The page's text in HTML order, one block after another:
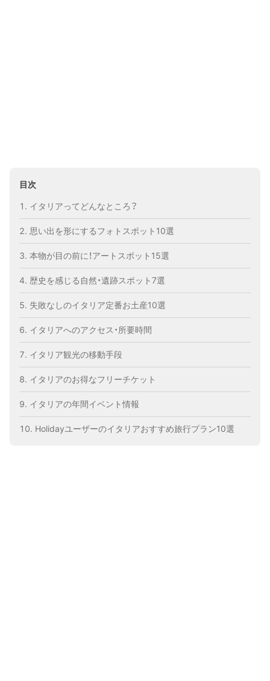
目次
イタリアってどんなところ？
思い出を形にするフォトスポット10選
本物が目の前に！アートスポット15選
歴史を感じる自然・遺跡スポット7選
失敗なしのイタリア定番お土産10選
イタリアへのアクセス・所要時間
イタリア観光の移動手段
イタリアのお得なフリーチケット
イタリアの年間イベント情報
Holidayユーザーのイタリアおすすめ旅行プラン10選